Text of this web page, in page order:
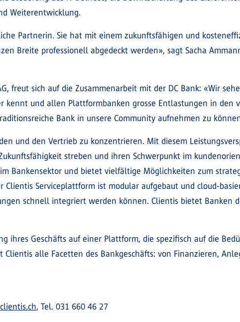
Weiterentwicklung.
Partnerin. Sie hat mit einem zukunftsfähigen und
Breite professionell abgedeckt werden», sagt Sacha
freut sich auf die Zusammenarbeit mit der DC Bank: «Wir
kennt und allen Plattformbanken grosse Entlastungen in den
Bank in unsere Community aufnehmen zu
und den Vertrieb zu konzentrieren. Mit diesem
streben und ihren Schwerpunkt im
Bankensektor und bietet vielfältige Möglichkeiten zum
Serviceplattform ist modular aufgebaut und cloud-
schnell integriert werden können. Clientis bietet Banken
ihres Geschäfts auf einer Plattform, die spezifisch auf die
alle Facetten des Bankgeschäfts: von Finanzieren,
, Tel. 031 660 46 27